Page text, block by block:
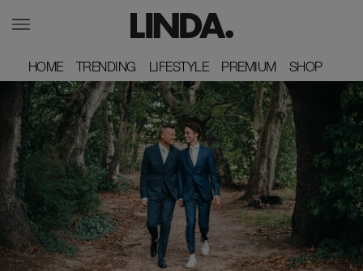
HOME
HOME TRENDING
TRENDING LIFESTYLE
LIFESTYLE PREMIUM
PREMIUM SHOP
SHOP